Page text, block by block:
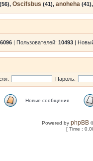
(56), Oscifsbus (41), anoheha
6096 | Пользователей: 10493 |
Пароль:
Новые сообщения
Powered byphpBB
[ Time :